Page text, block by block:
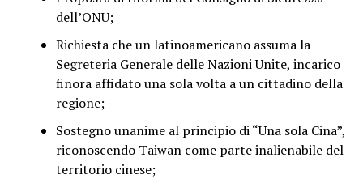
dell’ONU;
Richiesta che un latinoamericano assuma la
Segreteria Generale delle Nazioni Unite, incarico
finora affidato una sola volta a un cittadino della
regione;
Sostegno unanime al principio di “Una sola Cina”,
riconoscendo Taiwan come parte inalienabile del
territorio cinese;